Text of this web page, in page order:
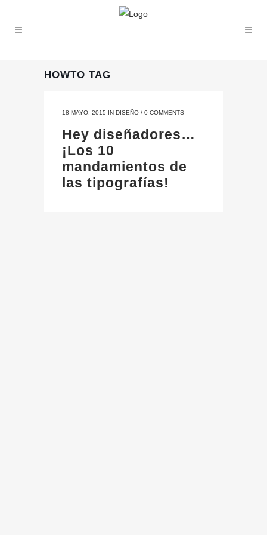
HOWTO TAG
18 MAYO, 2015 IN DISEÑO / 0 COMMENTS
Hey diseñadores…
¡Los 10
mandamientos de
las tipografías!